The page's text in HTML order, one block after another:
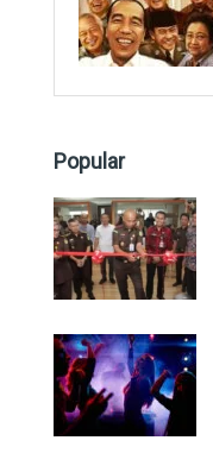
Popular